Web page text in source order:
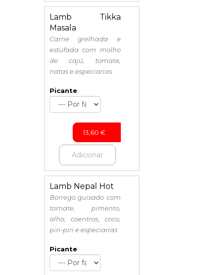
Lamb Tikka
Masala
Carne grelhada e
estufada com molho
de cajú, tomate,
natas e especiarias
Picante
13,60 €
Adicionar
Lamb Nepal Hot
Borrego guisado com
tomate, pimento,
alho, coentros, coco,
piri-piri e especiarias
Picante